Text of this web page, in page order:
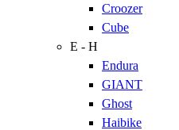
Croozer
Cube
E - H
Endura
GIANT
Ghost
Haibike